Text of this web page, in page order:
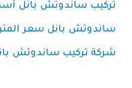
تركيب ساندوتش بانل
ساندوتش بانل سعر
شركة تركيب ساندوتش بانل